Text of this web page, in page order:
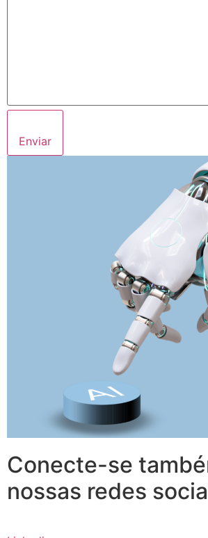
Enviar
Conecte-se
nossas redes